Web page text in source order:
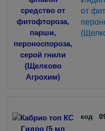
от
код